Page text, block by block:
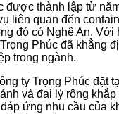
được thành lập từ
liên quan đến
đó có Nghệ An. Với
Phúc đã khẳng
trong ngành.
ty Trọng Phúc đặt
và đại lý rộng khắp
ứng nhu cầu của